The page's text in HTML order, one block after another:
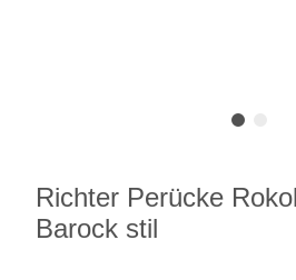
Richter Perücke
Barock stil